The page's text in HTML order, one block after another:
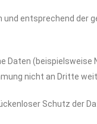
und entsprechend der
Daten (beispielsweise
nicht an Dritte
Schutz der